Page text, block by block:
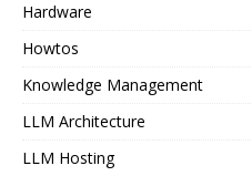
Hardware
Howtos
Knowledge Management
LLM Architecture
LLM Hosting